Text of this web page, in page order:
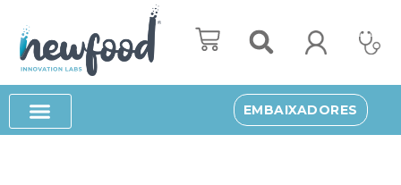
Avançar
para
o
conteúdo
EMBAIXADORES